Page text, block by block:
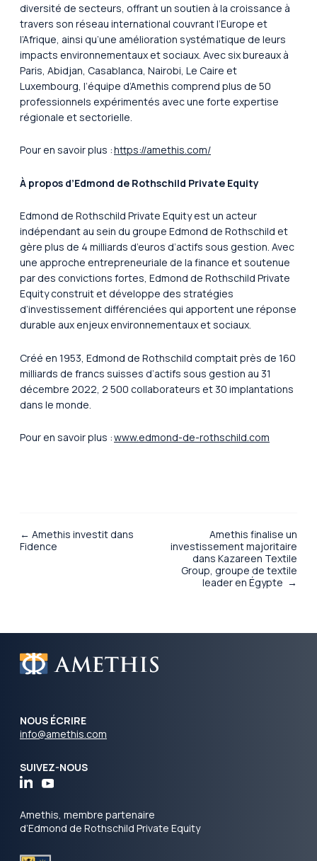
diversité de secteurs, offrant un soutien à la croissance à
travers son réseau international couvrant l’Europe et
l’Afrique, ainsi qu’une amélioration systématique de leurs
impacts environnementaux et sociaux. Avec six bureaux à
Paris, Abidjan, Casablanca, Nairobi, Le Caire et
Luxembourg, l’équipe d’Amethis comprend plus de 50
professionnels expérimentés avec une forte expertise
régionale et sectorielle.
Pour en savoir plus :https://amethis.com/
À propos d’Edmond de Rothschild Private Equity
Edmond de Rothschild Private Equity est un acteur
indépendant au sein du groupe Edmond de Rothschild et
gère plus de 4 milliards d’euros d’actifs sous gestion. Avec
une approche entrepreneuriale de la finance et soutenue
par des convictions fortes, Edmond de Rothschild Private
Equity construit et développe des stratégies
d’investissement différenciées qui apportent une réponse
durable aux enjeux environnementaux et sociaux.
Créé en 1953, Edmond de Rothschild comptait près de 160
milliards de francs suisses d’actifs sous gestion au 31
décembre 2022, 2 500 collaborateurs et 30 implantations
dans le monde.
Pour en savoir plus :www.edmond-de-rothschild.com
← Amethis investit dans
Fidence
Amethis finalise un
investissement majoritaire
dans Kazareen Textile
Group, groupe de textile
leader en Égypte →
NOUS ÉCRIRE
info@amethis.com
SUIVEZ-NOUS
Amethis, membre partenaire
d’Edmond de Rothschild Private Equity